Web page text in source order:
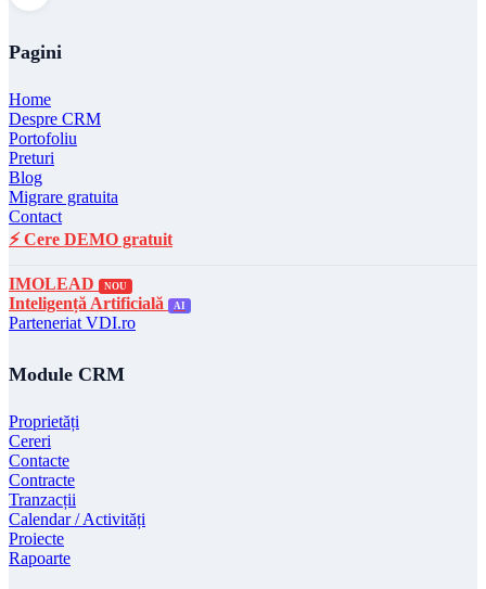
Pagini
Home
Despre CRM
Portofoliu
Preturi
Blog
Migrare gratuita
Contact
⚡ Cere DEMO gratuit
IMOLEAD NOU
Inteligență Artificială AI
Parteneriat VDI.ro
Module CRM
Proprietăți
Cereri
Contacte
Contracte
Tranzacții
Calendar / Activități
Proiecte
Rapoarte